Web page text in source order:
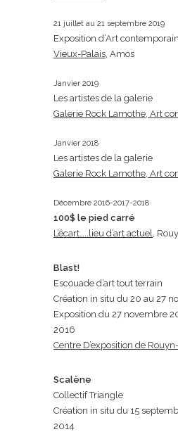
21 juillet au 21 septembre 2019
Exposition d’Art
Vieux-Palais, Amos
Janvier 2019
Les artistes de la galerie
Galerie Rock Lamothe, Art
Janvier 2018
Les artistes de la galerie
Galerie Rock Lamothe, Art
Décembre 2016-2017-2018
100$ le pied carré
L’écart…..lieu d’art actuel,
Blast!
Escouade d’art tout terrain
Création in situ du 20 au 27
Exposition du 27 novembre
2016
Centre D’exposition de
Scalène
Collectif Triangle
Création in situ du 15
2014